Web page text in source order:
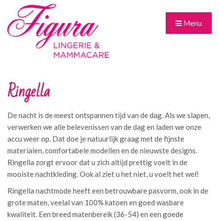
Menu
Ringella
De nacht is de meest ontspannen tijd van de dag. Als we slapen,
verwerken we alle belevenissen van de dag en laden we onze
accu weer op. Dat doe je natuurlijk graag met de fijnste
materialen, comfortabele modellen en de nieuwste designs.
Ringella zorgt ervoor dat u zich altijd prettig voelt in de
mooiste nachtkleding. Ook al ziet u het niet, u voelt het wel!
Ringella nachtmode heeft een betrouwbare pasvorm, ook in de
grote maten, veelal van 100% katoen en goed wasbare
kwaliteit. Een breed matenbereik (36-54) en een goede